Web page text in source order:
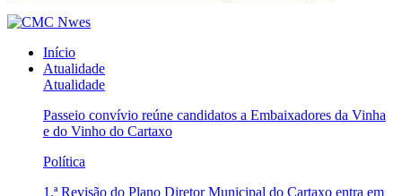
Início
Atualidade
Atualidade
Passeio convívio reúne candidatos a Embaixadores da Vinha
e do Vinho do Cartaxo
Política
1.ª Revisão do Plano Diretor Municipal do Cartaxo entra em